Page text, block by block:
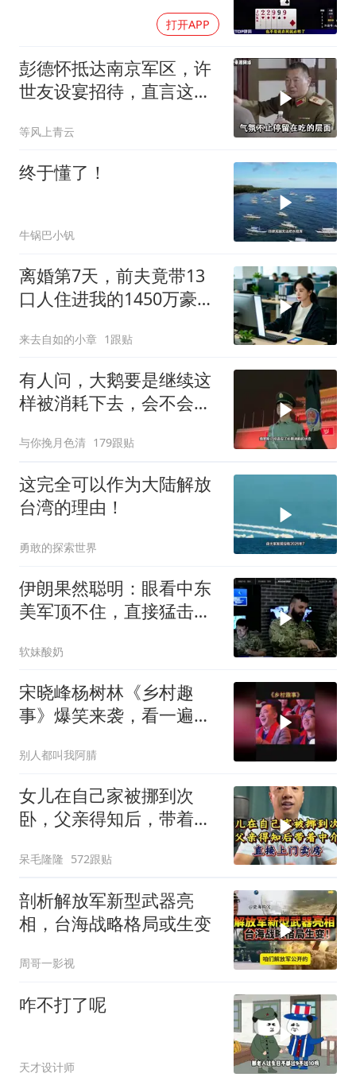
打开APP
彭德怀抵达南京军区，许
世友设宴招待，直言这是
等风上青云
终于懂了！
牛锅巴小钒
离婚第7天，前夫竟带13
口人住进我的1450万豪
来去自如的小章 1跟贴
有人问，大鹅要是继续这
样被消耗下去，会不会灭
与你挽月色清 179跟贴
这完全可以作为大陆解放
台湾的理由！
勇敢的探索世界
伊朗果然聪明：眼看中东
美军顶不住，直接猛击要
软妹酸奶
宋晓峰杨树林《乡村趣
事》爆笑来袭，看一遍笑
别人都叫我阿腈
女儿在自己家被挪到次
卧，父亲得知后，带着中
呆毛隆隆 572跟贴
剖析解放军新型武器亮
相，台海战略格局或生变
周哥一影视
咋不打了呢
天才设计师